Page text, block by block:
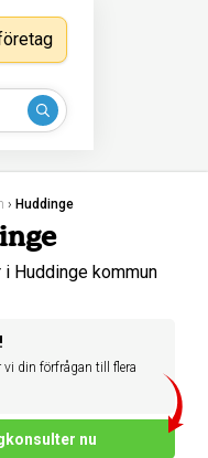
› Huddinge
Huddinge kommun
din förfrågan till flera
nu